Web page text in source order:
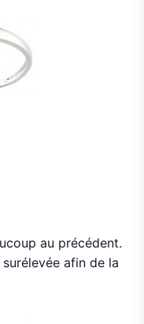
au précédent.
afin de la